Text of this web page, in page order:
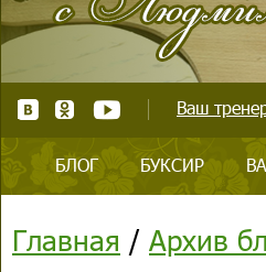
Ваш
БЛОГ БУКСИР
Главная / Архив